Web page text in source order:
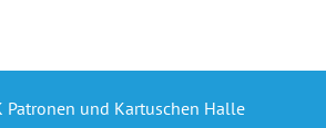
und Kartuschen Halle